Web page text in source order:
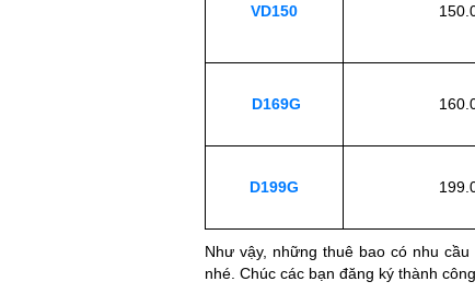
VD150
D169G
D199G
Như vậy, những thuê bao có nhu
nhé. Chúc các bạn đăng ký thành